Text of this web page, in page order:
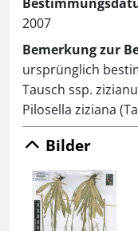
2007
Bemerkung zur
ursprünglich
Tausch ssp.
Pilosella ziziana
Bilder